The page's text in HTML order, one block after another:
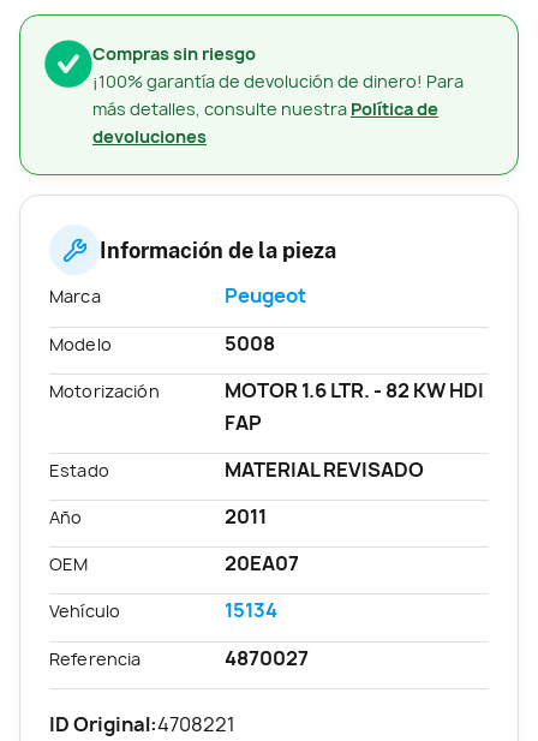
Compras sin riesgo
¡100% garantía de devolución de dinero! Para
más detalles, consulte nuestra Política de
devoluciones
Información de la pieza
Marca Peugeot
Modelo 5008
Motorización
MOTOR 1.6 LTR. - 82 KW HDI
FAP
Estado MATERIAL REVISADO
Año 2011
OEM 20EA07
Vehículo 15134
Referencia 4870027
ID Original:4708221